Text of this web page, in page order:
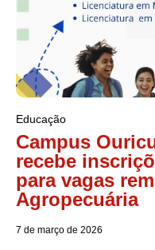
Educação
Campus
recebe
para vagas
Agropecuária
7 de março de 2026